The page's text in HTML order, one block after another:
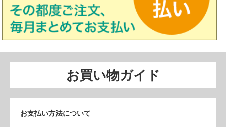
お買い物ガイド
お支払い方法について